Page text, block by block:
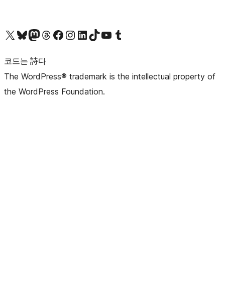
X(이전 트위터) 계정 방문하기블루스카이 계정 방문하기마스토돈 계정 방문하기스레드 계정 방문하기 페이스북 페이지 방문하기인스타그램 계정 방문하기 LinkedIn 계정 방문하기틱톡 계정 방문하기유튜브 채널 방문하기 텀블러 계정 방문하기
코드는 詩다
The WordPress® trademark is the intellectual property of
the WordPress Foundation.